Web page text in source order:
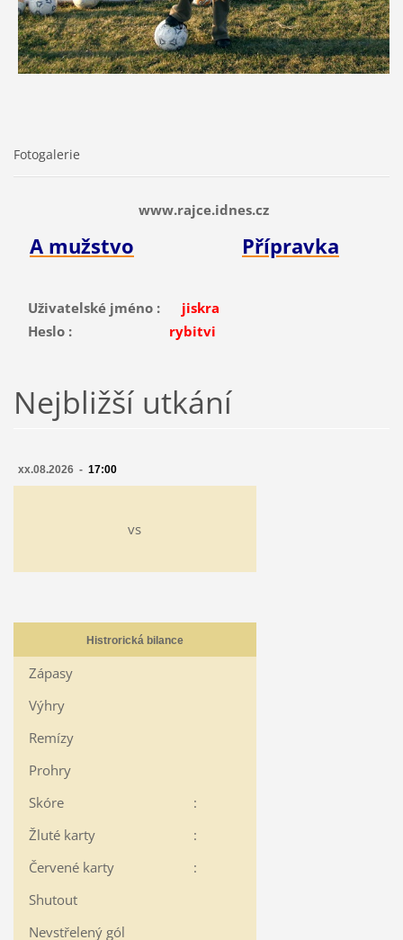
Fotogalerie
www.rajce.idnes.cz
A mužstvo Přípravka
Uživatelské jméno : jiskra
Heslo : rybitvi
Nejbližší utkání
xx.08.2026 - 17:00
vs
Histrorická bilance
Zápasy
Výhry
Remízy
Prohry
Skóre
:
Žluté karty
:
Červené karty
:
Shutout
Nevstřelený gól